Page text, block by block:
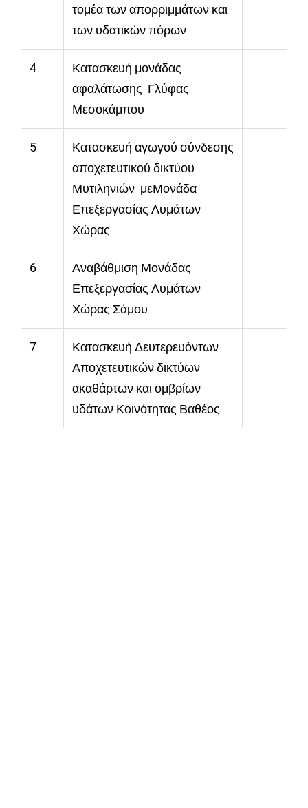
τομέα των απορριμμάτων και
των υδατικών πόρων
4
Κατασκευή μονάδας
αφαλάτωσης Γλύφας
Μεσοκάμπου
5
Κατασκευή αγωγού σύνδεσης
αποχετευτικού δικτύου
Μυτιληνιών μεΜονάδα
Επεξεργασίας Λυμάτων
Χώρας
6
Αναβάθμιση Μονάδας
Επεξεργασίας Λυμάτων
Χώρας Σάμου
7
Κατασκευή Δευτερευόντων
Αποχετευτικών δικτύων
ακαθάρτων και ομβρίων
υδάτων Κοινότητας Βαθέος